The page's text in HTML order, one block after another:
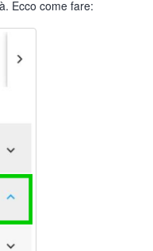
Ecco come fare: